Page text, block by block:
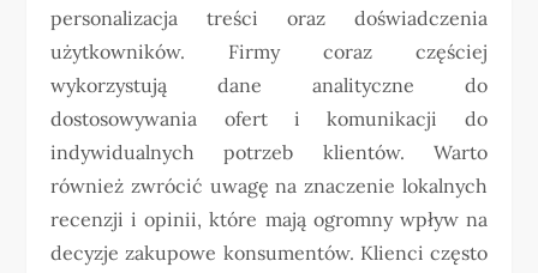
personalizacja treści oraz doświadczenia
użytkowników. Firmy coraz częściej
wykorzystują dane analityczne do
dostosowywania ofert i komunikacji do
indywidualnych potrzeb klientów. Warto
również zwrócić uwagę na znaczenie lokalnych
recenzji i opinii, które mają ogromny wpływ na
decyzje zakupowe konsumentów. Klienci często